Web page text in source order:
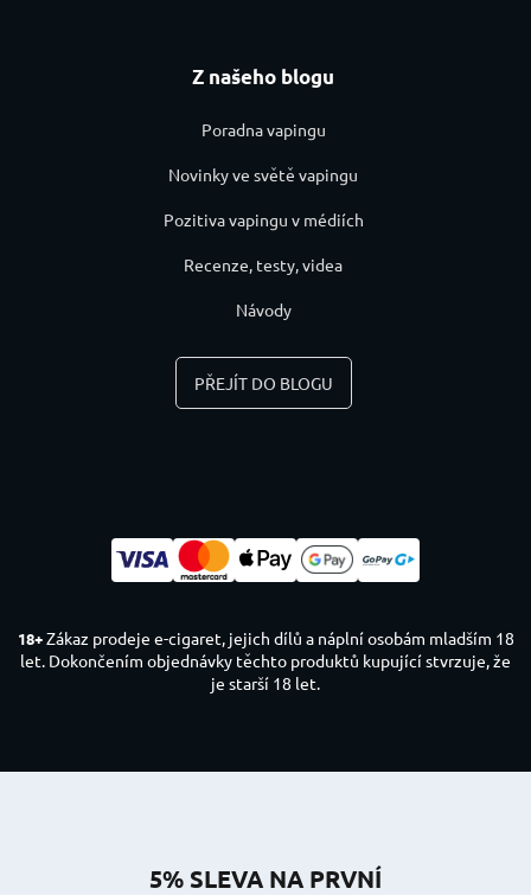
Z našeho blogu
Poradna vapingu
Novinky ve světě vapingu
Pozitiva vapingu v médiích
Recenze, testy, videa
Návody
PŘEJÍT DO BLOGU
18+Zákaz prodeje e-cigaret, jejich dílů a náplní osobám mladším 18
let. Dokončením objednávky těchto produktů kupující stvrzuje, že
je starší 18 let.
5% SLEVA NA PRVNÍ